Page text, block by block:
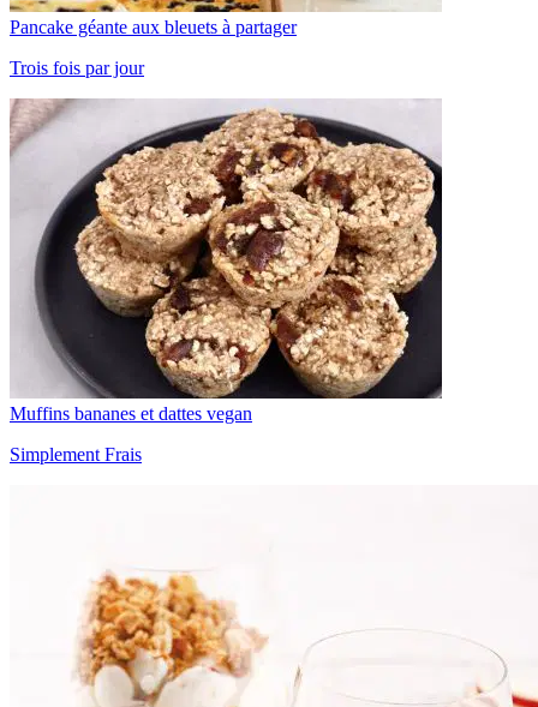
Pancake géante aux bleuets à partager
Trois fois par jour
Muffins bananes et dattes vegan
Simplement Frais